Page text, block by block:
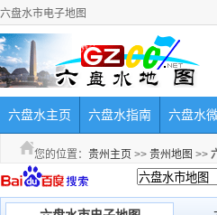
六盘水市电子地图
六盘水主页 六盘水指南 六盘水
您的位置： 贵州主页 >> 贵州地图 >>